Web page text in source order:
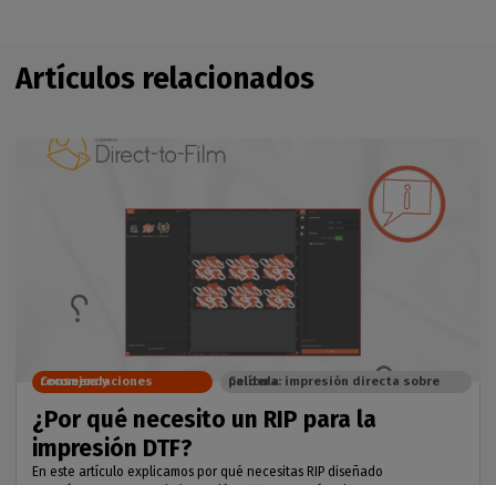
Artículos relacionados
¿Por qué necesito un RIP para la
impresión DTF?
En este artículo explicamos por qué necesitas RIP diseñado
Consejos y recomendaciones Caldera: impresión directa sobre película